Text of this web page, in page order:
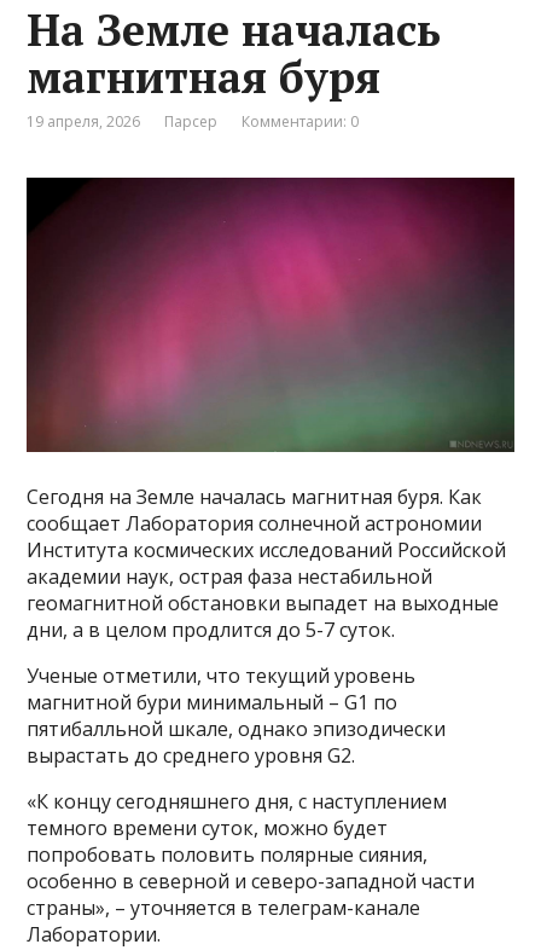
На Земле началась
магнитная буря
19 апреля, 2026 Парсер Комментарии: 0
Сегодня на Земле началась магнитная буря. Как
сообщает Лаборатория солнечной астрономии
Института космических исследований Российской
академии наук, острая фаза нестабильной
геомагнитной обстановки выпадет на выходные
дни, а в целом продлится до 5-7 суток.
Ученые отметили, что текущий уровень
магнитной бури минимальный – G1 по
пятибалльной шкале, однако эпизодически
вырастать до среднего уровня G2.
«К концу сегодняшнего дня, с наступлением
темного времени суток, можно будет
попробовать половить полярные сияния,
особенно в северной и северо-западной части
страны», – уточняется в телеграм-канале
Лаборатории.